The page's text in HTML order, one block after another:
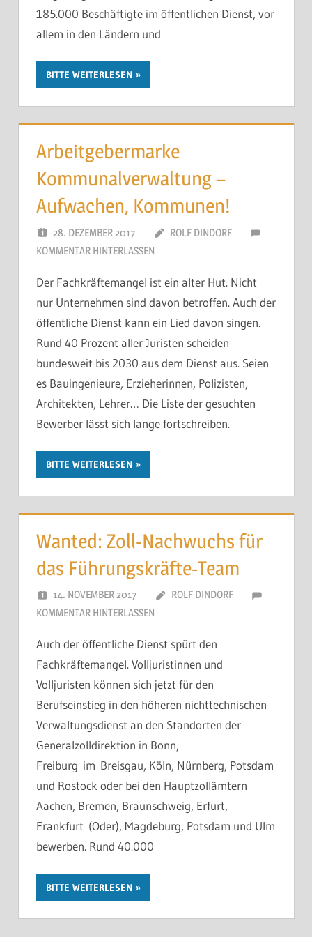
185.000 Beschäftigte im öffentlichen Dienst, vor
allem in den Ländern und
BITTE WEITERLESEN
Arbeitgebermarke
Kommunalverwaltung –
Aufwachen, Kommunen!
28. DEZEMBER 2017
ROLF DINDORF
KOMMENTAR HINTERLASSEN
Der Fachkräftemangel ist ein alter Hut. Nicht
nur Unternehmen sind davon betroffen. Auch der
öffentliche Dienst kann ein Lied davon singen.
Rund 40 Prozent aller Juristen scheiden
bundesweit bis 2030 aus dem Dienst aus. Seien
es Bauingenieure, Erzieherinnen, Polizisten,
Architekten, Lehrer… Die Liste der gesuchten
Bewerber lässt sich lange fortschreiben.
BITTE WEITERLESEN
Wanted: Zoll-Nachwuchs für
das Führungskräfte-Team
14. NOVEMBER 2017
ROLF DINDORF
KOMMENTAR HINTERLASSEN
Auch der öffentliche Dienst spürt den
Fachkräftemangel. Volljuristinnen und
Volljuristen können sich jetzt für den
Berufseinstieg in den höheren nichttechnischen
Verwaltungsdienst an den Standorten der
Generalzolldirektion in Bonn,
Freiburg im Breisgau, Köln, Nürnberg, Potsdam
und Rostock oder bei den Hauptzollämtern
Aachen, Bremen, Braunschweig, Erfurt,
Frankfurt (Oder), Magdeburg, Potsdam und Ulm
bewerben. Rund 40.000
BITTE WEITERLESEN